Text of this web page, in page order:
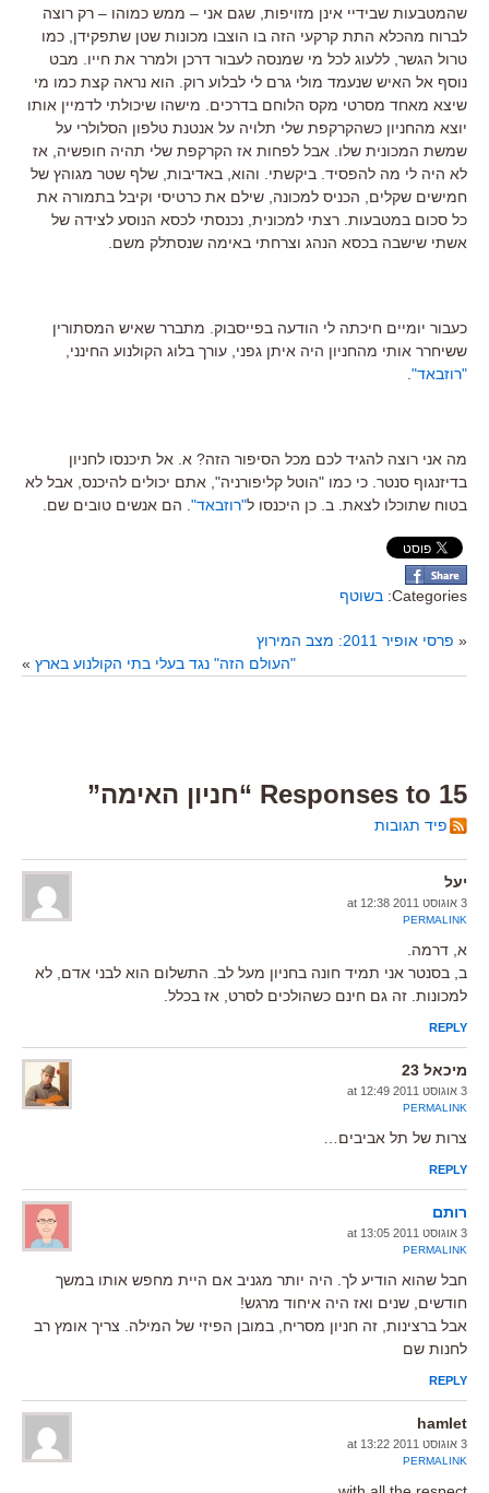
שהמטבעות שבידיי אינן מזויפות, שגם אני – ממש כמוהו – רק רוצה
לברוח מהכלא התת קרקעי הזה בו הוצבו מכונות שטן שתפקידן, כמו
טרול הגשר, ללעוג לכל מי שמנסה לעבור דרכן ולמרר את חייו. מבט
נוסף אל האיש שנעמד מולי גרם לי לבלוע רוק. הוא נראה קצת כמו מי
שיצא מאחד מסרטי מקס הלוחם בדרכים. מישהו שיכולתי לדמיין אותו
יוצא מהחניון כשהקרקפת שלי תלויה על אנטנת טלפון הסלולרי על
שמשת המכונית שלו. אבל לפחות אז הקרקפת שלי תהיה חופשיה, אז
לא היה לי מה להפסיד. ביקשתי. והוא, באדיבות, שלף שטר מגוהץ של
חמישים שקלים, הכניס למכונה, שילם את כרטיסי וקיבל בתמורה את
כל סכום במטבעות. רצתי למכונית, נכנסתי לכסא הנוסע לצידה של
אשתי שישבה בכסא הנהג וצרחתי באימה שנסתלק משם.
כעבור יומיים חיכתה לי הודעה בפייסבוק. מתברר שאיש המסתורין
ששיחרר אותי מהחניון היה איתן גפני, עורך בלוג הקולנוע החינני,
"רוזבאד"
מה אני רוצה להגיד לכם מכל הסיפור הזה? א. אל תיכנסו לחניון
בדיזנגוף סנטר. כי כמו "הוטל קליפורניה", אתם יכולים להיכנס, אבל לא
בטוח שתוכלו לצאת. ב. כן היכנסו ל"רוזבאד" . הם אנשים טובים שם.
Categories: בשוטף
« פרסי אופיר 2011: מצב המירוץ
"העולם הזה" נגד בעלי בתי הקולנוע בארץ »
15 Responses to “חניון האימה”
פיד תגובות
יעל
3 אוגוסט 2011 at 12:38
PERMALINK
א, דרמה.
ב, בסנטר אני תמיד חונה בחניון מעל לב. התשלום הוא לבני אדם, לא
למכונות. זה גם חינם כשהולכים לסרט, אז בכלל.
REPLY
מיכאל 23
3 אוגוסט 2011 at 12:49
PERMALINK
צרות של תל אביבים…
REPLY
רותם
3 אוגוסט 2011 at 13:05
PERMALINK
חבל שהוא הודיע לך. היה יותר מגניב אם היית מחפש אותו במשך
חודשים, שנים ואז היה איחוד מרגש!
אבל ברצינות, זה חניון מסריח, במובן הפיזי של המילה. צריך אומץ רב
לחנות שם
REPLY
hamlet
3 אוגוסט 2011 at 13:22
PERMALINK